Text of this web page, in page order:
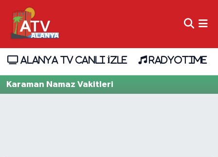
ALANYA TV CANLI İZLE RADYOTIME
Karaman Namaz Vakitleri